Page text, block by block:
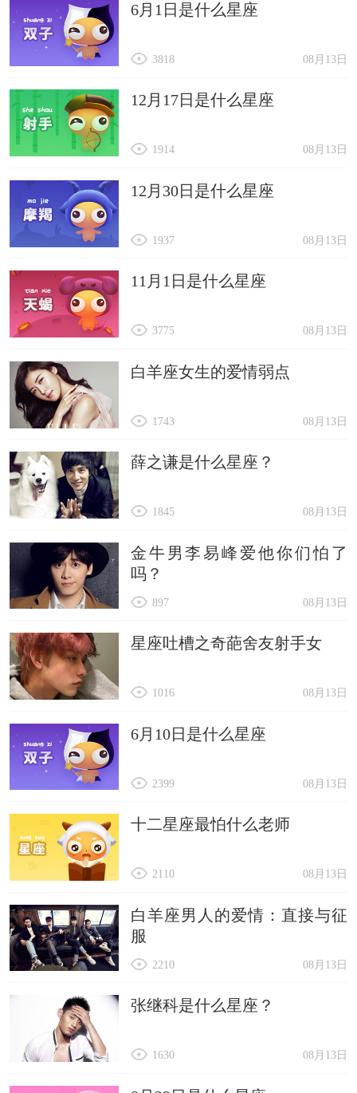
6月1日是什么星座
08月13日
3818
12月17日是什么星座
08月13日
1914
12月30日是什么星座
08月13日
1937
11月1日是什么星座
08月13日
3775
白羊座女生的爱情弱点
08月13日
1743
薛之谦是什么星座？
08月13日
1845
金牛男李易峰爱他你们怕了
吗？
08月13日
897
星座吐槽之奇葩舍友射手女
08月13日
1016
6月10日是什么星座
08月13日
2399
十二星座最怕什么老师
08月13日
2110
白羊座男人的爱情：直接与征
服
08月13日
2210
张继科是什么星座？
08月13日
1630